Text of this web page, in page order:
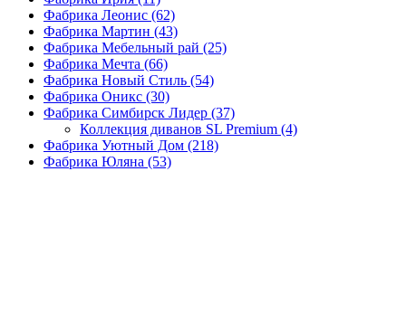
Фабрика Леонис (62)
Фабрика Мартин (43)
Фабрика Мебельный рай (25)
Фабрика Мечта (66)
Фабрика Новый Стиль (54)
Фабрика Оникс (30)
Фабрика Симбирск Лидер (37)
Коллекция диванов SL Premium (4)
Фабрика Уютный Дом (218)
Фабрика Юляна (53)